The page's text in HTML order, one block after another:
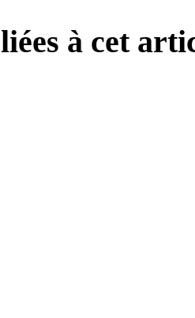
à cet